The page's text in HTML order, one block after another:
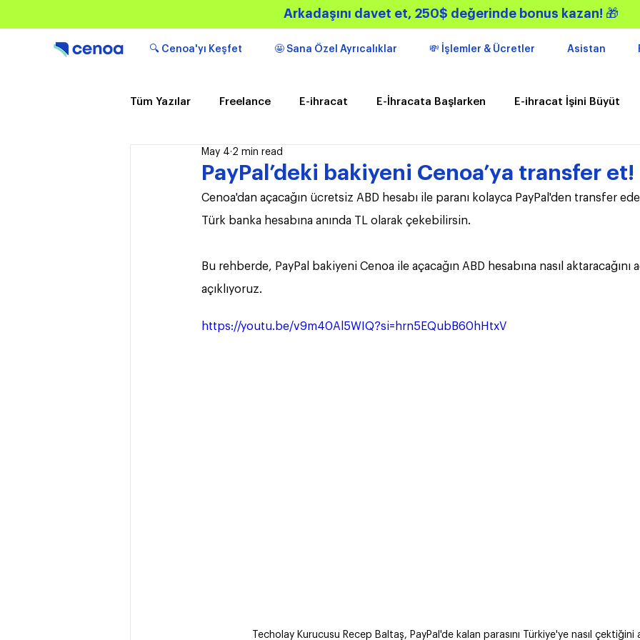
Arkadaşını davet et, 250$ değerinde bonus kazan! 🎁
🔍 Cenoa'yı Keşfet 🤩 Sana Özel Ayrıcalıklar 💸 İşlemler & Ücretler Asistan
Tüm Yazılar Freelance E-ihracat E-İhracata Başlarken E-ihracat İşini Büyüt
Bilgilendirici içerikler
PayPal’deki bakiyeni Cenoa’ya transfer et!
May 4 2 min read
Cenoa'dan açacağın ücretsiz ABD hesabı ile paranı kolayca PayPal'den transfer
Türk banka hesabına anında TL olarak çekebilirsin.
Bu rehberde, PayPal bakiyeni Cenoa ile açacağın ABD hesabına nasıl aktaracağını
açıklıyoruz.
https://youtu.be/v9m40Al5WIQ?si=hrn5EQubB60hHtxV
Techolay Kurucusu Recep Baltaş, PayPal'de kalan parasını Türkiye'ye nasıl çektiğini